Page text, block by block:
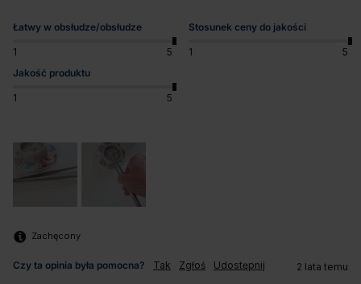
Łatwy w obsłudze/obsłudze
1 5
Stosunek ceny do jakości
1
5
Jakość produktu
1 5
Zachęcony
Czy ta opinia była pomocna? Tak Zgłoś Udostępnij 2 lata temu